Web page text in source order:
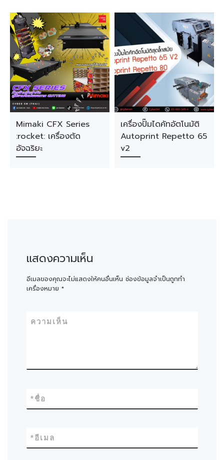
Mimaki CFX Series
:rocket: เครื่องตัด
อัจฉริยะ
เครื่องปั๊มไดคัทอัตโนมัติ
Autoprint Repetto 65
v2
แสดงความเห็น
อีเมลของคุณจะไม่แสดงให้คนอื่นเห็น ช่องข้อมูลจำเป็นถูกทำ
เครื่องหมาย *
ความเห็น
ชื่อ
*
อีเมล
*